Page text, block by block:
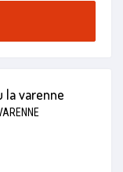
la varenne